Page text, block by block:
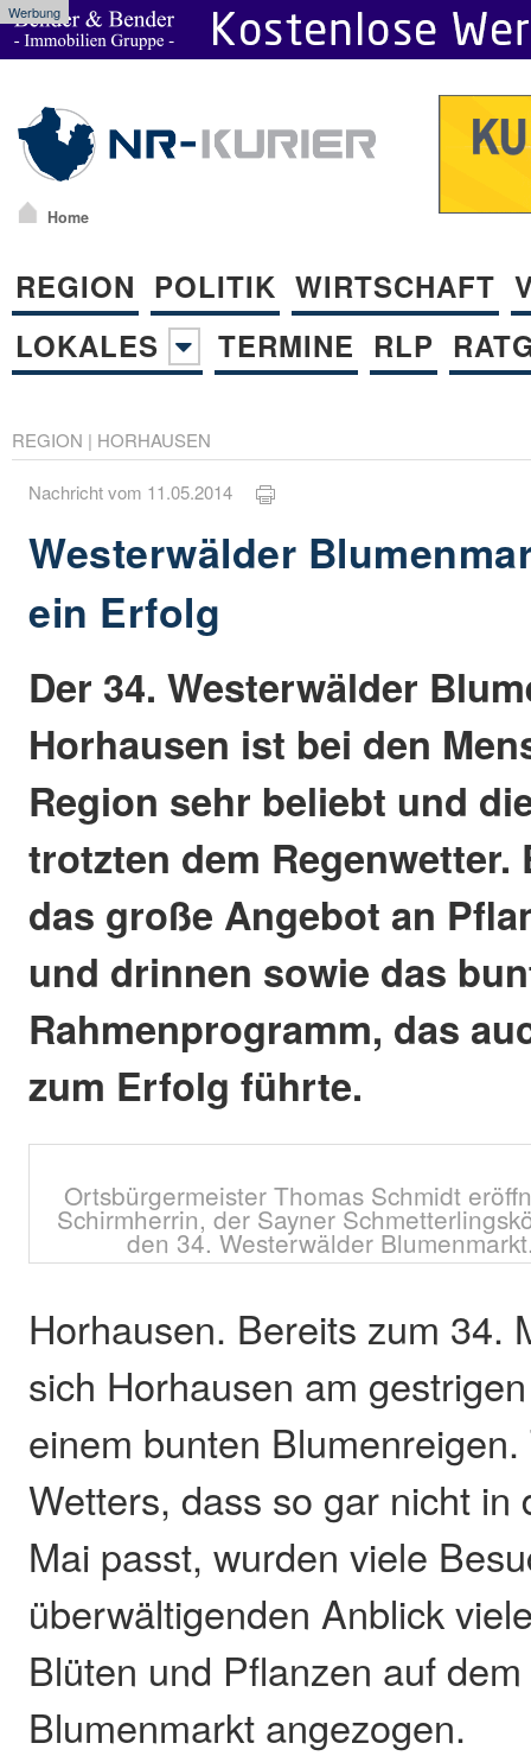
Werbung
Home
REGION POLITIK WIRTSCHAFT
LOKALES
TERMINE RLP
REGION | HORHAUSEN
Nachricht vom 11.05.2014
Westerwälder
ein Erfolg
Der 34. Westerwälder
Horhausen ist bei den
Region sehr beliebt und
trotzten dem
das große Angebot an
und drinnen sowie das
Rahmenprogramm, das
zum Erfolg führte.
Ortsbürgermeister Thomas Schmidt
Schirmherrin, der Sayner
den 34. Westerwälder
Horhausen. Bereits zum 34.
sich Horhausen am
einem bunten
Wetters, dass so gar nicht in
Mai passt, wurden viele
überwältigenden Anblick
Blüten und Pflanzen auf
Blumenmarkt angezogen.